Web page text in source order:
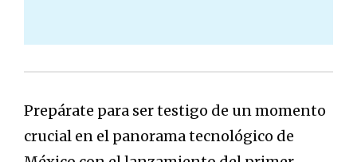
Prepárate para ser testigo de un momento
crucial en el panorama tecnológico de